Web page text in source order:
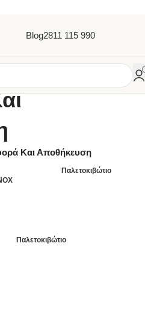
Blog2811 115 990
Και Αποθήκευση
Παλετοκιβώτιο
Παλετοκιβώτιο